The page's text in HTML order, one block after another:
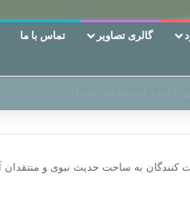
گالری تصاویر تماس با ما
کنندگان به ساحت حدیث نبوی و منتقدان